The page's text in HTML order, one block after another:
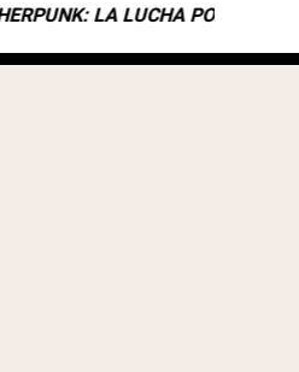
LA LUCHA POR LA